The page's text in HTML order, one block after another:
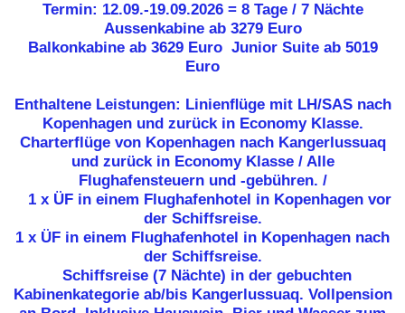
Termin: 12.09.-19.09.2026 = 8 Tage / 7 Nächte
Aussenkabine ab 3279 Euro
Balkonkabine ab 3629 Euro Junior Suite ab 5019
Euro
Enthaltene Leistungen: Linienﬂüge mit LH/SAS nach
Kopenhagen und zurück in Economy Klasse.
Charterflüge von Kopenhagen nach Kangerlussuaq
und zurück in Economy Klasse / Alle
Flughafensteuern und -gebühren. /
1 x ÜF in einem Flughafenhotel in Kopenhagen vor
der Schiffsreise.
1 x ÜF in einem Flughafenhotel in Kopenhagen nach
der Schiffsreise.
Schiffsreise (7 Nächte) in der gebuchten
Kabinenkategorie ab/bis Kangerlussuaq. Vollpension